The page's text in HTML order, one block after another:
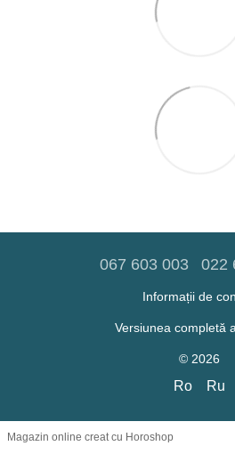
067 603 003 022
Informații de
Versiunea completă
© 2026
Ro Ru
Magazin online creat cu Horoshop